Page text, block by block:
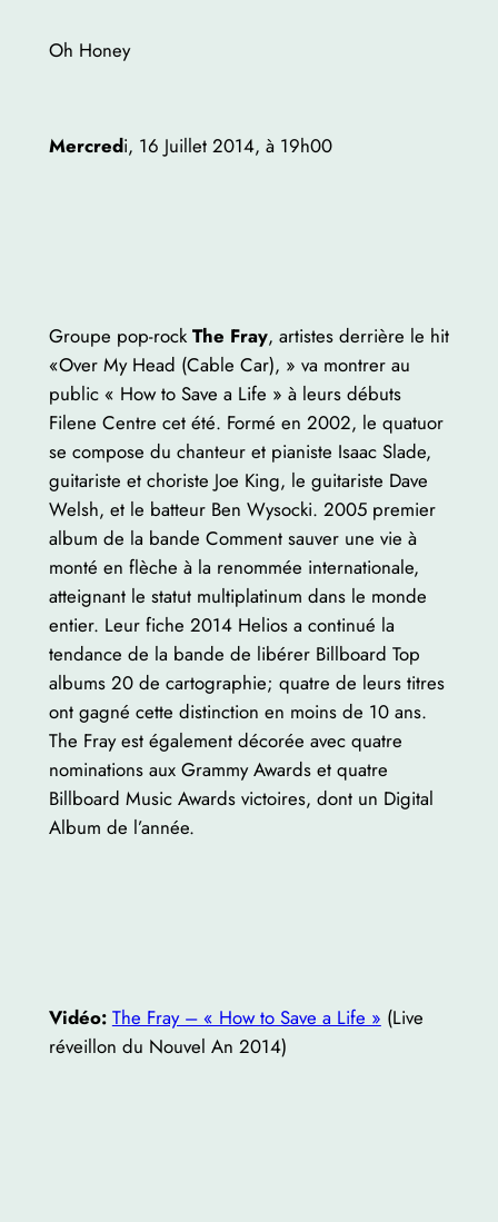
Oh Honey
Mercredi, 16 Juillet 2014, à 19h00
Groupe pop-rock The Fray, artistes derrière le hit
«Over My Head (Cable Car), » va montrer au
public « How to Save a Life » à leurs débuts
Filene Centre cet été. Formé en 2002, le quatuor
se compose du chanteur et pianiste Isaac Slade,
guitariste et choriste Joe King, le guitariste Dave
Welsh, et le batteur Ben Wysocki. 2005 premier
album de la bande Comment sauver une vie à
monté en flèche à la renommée internationale,
atteignant le statut multiplatinum dans le monde
entier. Leur fiche 2014 Helios a continué la
tendance de la bande de libérer Billboard Top
albums 20 de cartographie; quatre de leurs titres
ont gagné cette distinction en moins de 10 ans.
The Fray est également décorée avec quatre
nominations aux Grammy Awards et quatre
Billboard Music Awards victoires, dont un Digital
Album de l’année.
Vidéo: The Fray – « How to Save a Life » (Live
réveillon du Nouvel An 2014)